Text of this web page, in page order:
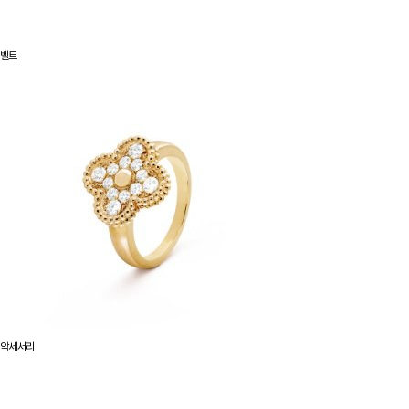
벨트
악세서리